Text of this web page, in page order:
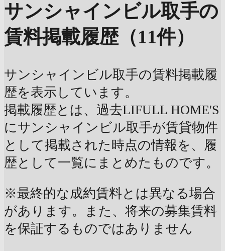
サンシャインビル取手の
賃料掲載履歴（11件）
サンシャインビル取手の賃料掲載履
歴を表示しています。
掲載履歴とは、過去LIFULL HOME'S
にサンシャインビル取手が賃貸物件
として掲載された時点の情報を、履
歴として一覧にまとめたものです。
※最終的な成約賃料とは異なる場合
があります。また、将来の募集賃料
を保証するものではありません